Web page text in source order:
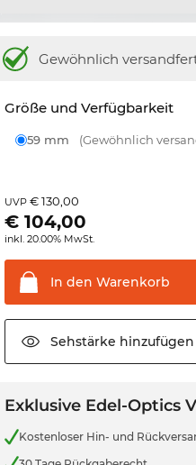
Gewöhnlich
Größe und Verfügbarkeit
59 mm (Gewöhnlich
UVP€ 130,00
€104,00
inkl. 20.00% MwSt.
In den Warenkorb
Sehstärke hinzufügen
Exklusive Edel-Optics
Kostenloser Hin- und